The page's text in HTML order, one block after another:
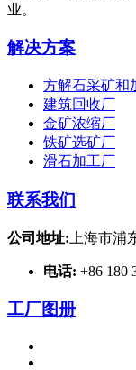
业。
解决方案
方解石采矿和
建筑回收厂
金矿浓缩厂
铁矿选矿厂
滑石加工厂
联系我们
公司地址: 上海市浦
电话: +86 180
工厂图册